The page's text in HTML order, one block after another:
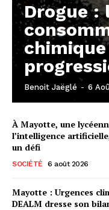
Drogue :
Benoit Jaëglé - 6
À Mayotte, une
l’intelligence
un défi
SOCIÉTÉ 6 août 2026
Mayotte : Urgences
DEALM dresse son